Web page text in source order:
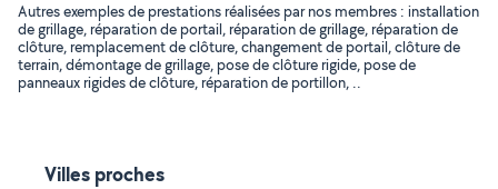
Autres exemples de prestations réalisées par nos membres : installation
de grillage, réparation de portail, réparation de grillage, réparation de
clôture, remplacement de clôture, changement de portail, clôture de
terrain, démontage de grillage, pose de clôture rigide, pose de
panneaux rigides de clôture, réparation de portillon, ..
Villes proches